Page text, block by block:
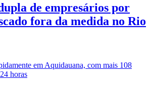
de empresários por
fora da medida no Rio